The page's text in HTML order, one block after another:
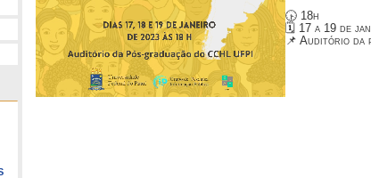
🕟 18h
🗓️ 17 a 19 de
📌 Auditório da